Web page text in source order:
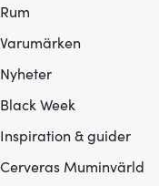
Rum
Varumärken
Nyheter
Black Week
Inspiration & guider
Cerveras Muminvärld